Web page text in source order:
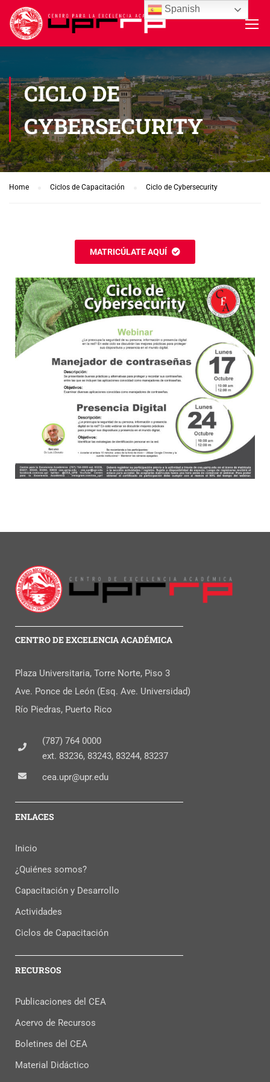
CICLO DE
CYBERSECURITY
Home Ciclos de Capacitación Ciclo de Cybersecurity
MATRICÚLATE AQUÍ
CENTRO DE EXCELENCIA ACADÉMICA
Plaza Universitaria, Torre Norte, Piso 3
Ave. Ponce de León (Esq. Ave. Universidad)
Río Piedras, Puerto Rico
(787) 764 0000
ext. 83236, 83243, 83244, 83237
cea.upr@upr.edu
ENLACES
Inicio
¿Quiénes somos?
Capacitación y Desarrollo
Actividades
Ciclos de Capacitación
RECURSOS
Publicaciones del CEA
Acervo de Recursos
Boletines del CEA
Material Didáctico
Spanish